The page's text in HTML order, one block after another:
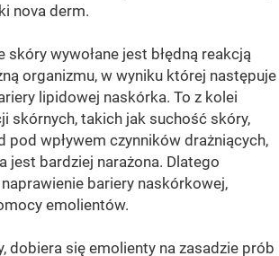
nova derm.
skóry wywołane jest błędną reakcją
organizmu, w wyniku której następuje
lipidowej naskórka. To z kolei
skórnych, takich jak suchość skóry,
pod wpływem czynników drażniących,
jest bardziej narażona. Dlatego
bariery naskórkowej,
emolientów.
dobiera się emolienty na zasadzie prób